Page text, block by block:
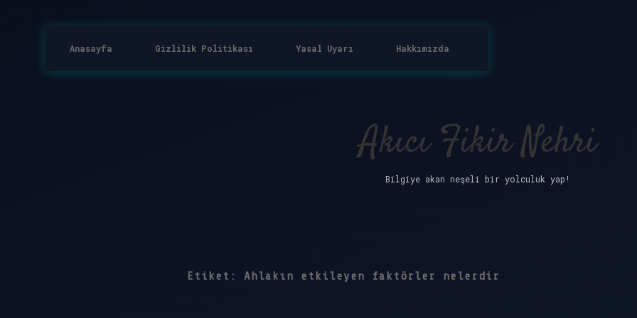
Anasayfa Gizlilik Politikası Yasal Uyarı Hakkımızda
Akıcı Fikir Nehri
Bilgiye akan neşeli bir yolculuk yap!
Etiket: Ahlakın etkileyen faktörler nelerdir